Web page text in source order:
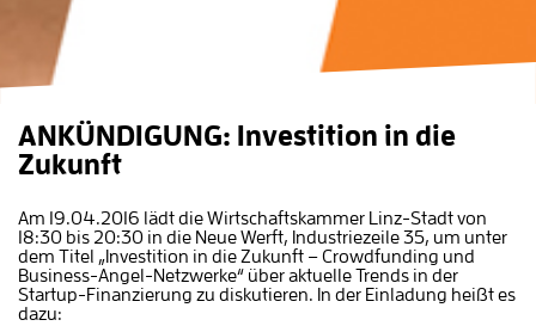
ANKÜNDIGUNG: Investition in die
Zukunft
Am 19.04.2016 lädt die Wirtschaftskammer Linz-Stadt von
18:30 bis 20:30 in die Neue Werft, Industriezeile 35, um unter
dem Titel „Investition in die Zukunft – Crowdfunding und
Business-Angel-Netzwerke“ über aktuelle Trends in der
Startup-Finanzierung zu diskutieren. In der Einladung heißt es
dazu: